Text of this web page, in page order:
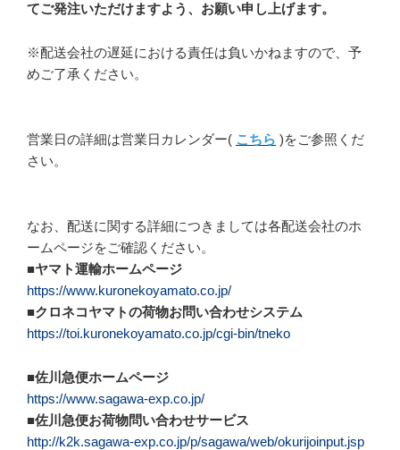
てご発注いただけますよう、お願い申し上げます。
※配送会社の遅延における責任は負いかねますので、予
めご了承ください。
営業日の詳細は営業日カレンダー( こちら )をご参照くだ
さい。
なお、配送に関する詳細につきましては各配送会社のホ
ームページをご確認ください。
■ヤマト運輸ホームページ
https://www.kuronekoyamato.co.jp/
■クロネコヤマトの荷物お問い合わせシステム
https://toi.kuronekoyamato.co.jp/cgi-bin/tneko
■佐川急便ホームページ
https://www.sagawa-exp.co.jp/
■佐川急便お荷物問い合わせサービス
http://k2k.sagawa-exp.co.jp/p/sagawa/web/okurijoinput.jsp